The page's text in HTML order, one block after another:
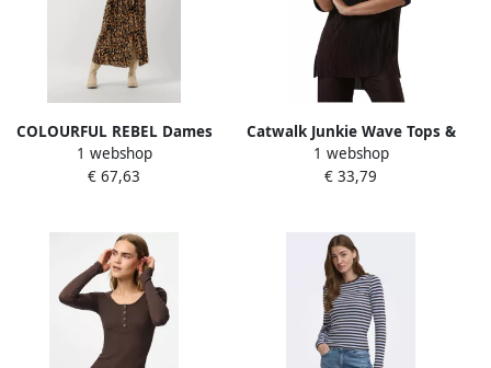
COLOURFUL REBEL Dames
Jurken Kera Leopard Maxi
Shirt Dress Bruin
1 webshop
€ 67,63
Catwalk Junkie Wave Tops &
T-shirts voor Dames Brown
Dames
1 webshop
€ 33,79